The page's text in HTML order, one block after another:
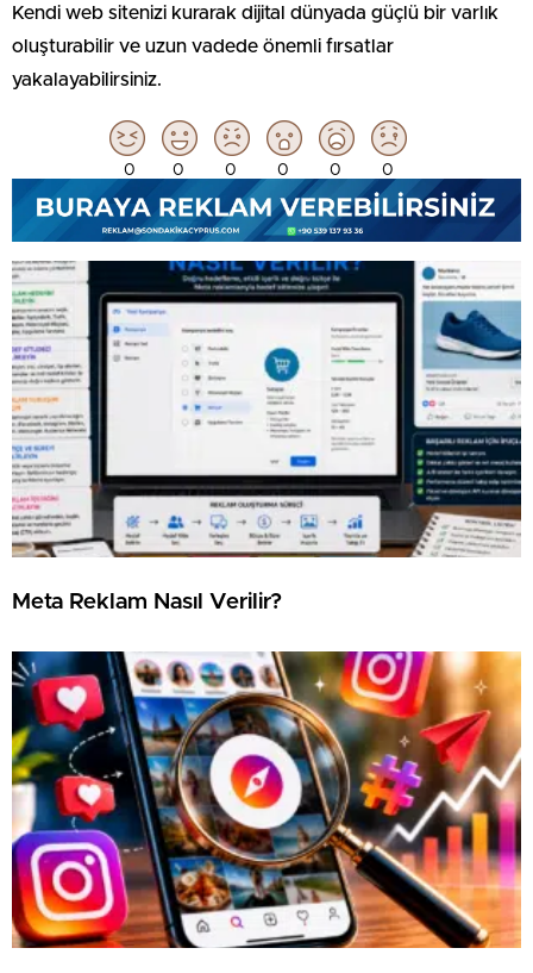
Kendi web sitenizi kurarak dijital dünyada güçlü bir varlık
oluşturabilir ve uzun vadede önemli fırsatlar
yakalayabilirsiniz.
0 0 0 0 0 0
Meta Reklam Nasıl Verilir?